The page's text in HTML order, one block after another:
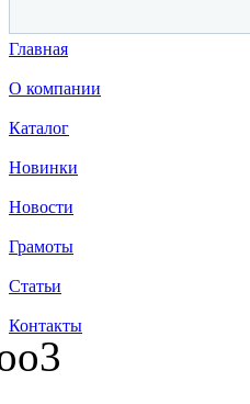
Главная
О компании
Каталог
Новинки
Новости
Грамоты
Статьи
Контакты